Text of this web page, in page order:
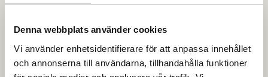
Denna webbplats använder cookies
Vi använder enhetsidentifierare för att anpassa innehållet
och annonserna till användarna, tillhandahålla funktioner
Hotel
På The National mødes folk for at spille golf på